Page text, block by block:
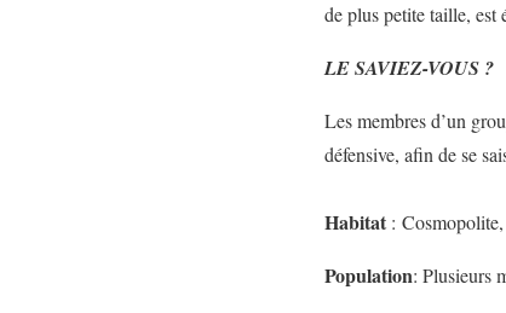
de plus petite taille, est
LE SAVIEZ-VOUS ?
Les membres d’un
défensive, afin de se
Habitat :
Population: Plusieurs